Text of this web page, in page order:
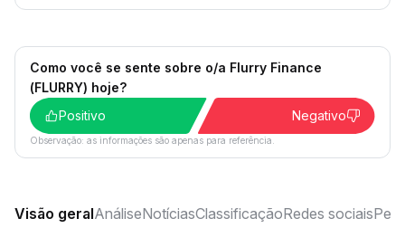
Como você se sente sobre o/a Flurry Finance
(FLURRY) hoje?
Positivo
Negativo
Observação: as informações são apenas para referência.
Visão geralAnáliseNotíciasClassificaçãoRedes sociais